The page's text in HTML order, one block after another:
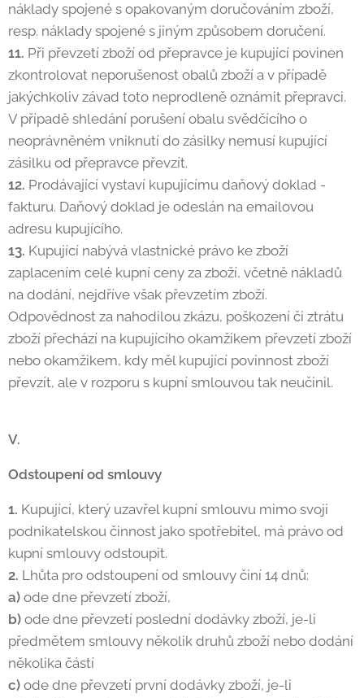
náklady spojené s opakovaným doručováním zboží,
resp. náklady spojené s jiným způsobem doručení.
11. Při převzetí zboží od přepravce je kupující povinen
zkontrolovat neporušenost obalů zboží a v případě
jakýchkoliv závad toto neprodleně oznámit přepravci.
V případě shledání porušení obalu svědčícího o
neoprávněném vniknutí do zásilky nemusí kupující
zásilku od přepravce převzít.
12. Prodávající vystaví kupujícímu daňový doklad -
fakturu. Daňový doklad je odeslán na emailovou
adresu kupujícího.
13. Kupující nabývá vlastnické právo ke zboží
zaplacením celé kupní ceny za zboží, včetně nákladů
na dodání, nejdříve však převzetím zboží.
Odpovědnost za nahodilou zkázu, poškození či ztrátu
zboží přechází na kupujícího okamžikem převzetí zboží
nebo okamžikem, kdy měl kupující povinnost zboží
převzít, ale v rozporu s kupní smlouvou tak neučinil.
V.
Odstoupení od smlouvy
1. Kupující, který uzavřel kupní smlouvu mimo svoji
podnikatelskou činnost jako spotřebitel, má právo od
kupní smlouvy odstoupit.
2. Lhůta pro odstoupení od smlouvy činí 14 dnů:
a) ode dne převzetí zboží,
b) ode dne převzetí poslední dodávky zboží, je-li
předmětem smlouvy několik druhů zboží nebo dodání
několika částí
c) ode dne převzetí první dodávky zboží, je-li